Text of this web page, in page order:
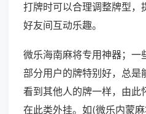
打牌时可以合理调整牌型，
好友间互动乐趣。
微乐海南麻将专用神器；一
部分用户的牌特别好，总是
看到其他人的牌一样，由此
在此类外挂。如(微乐内蒙